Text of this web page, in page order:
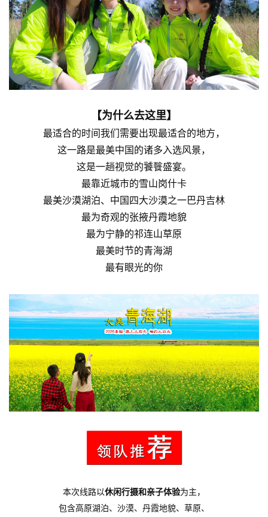
【为什么去这里】
最适合的时间我们需要出现最适合的地方，
这一路是最美中国的诸多入选风景，
这是一趟视觉的饕餮盛宴。
最靠近城市的雪山岗什卡
最美沙漠湖泊、中国四大沙漠之一巴丹吉林
最为奇观的张掖丹霞地貌
最为宁静的祁连山草原
最美时节的青海湖
最有眼光的你
本次线路以休闲行摄和亲子体验为主，
包含高原湖泊、沙漠、丹霞地貌、草原、